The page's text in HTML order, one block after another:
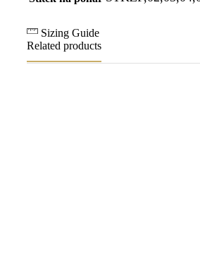
Sizing Guide
Related products